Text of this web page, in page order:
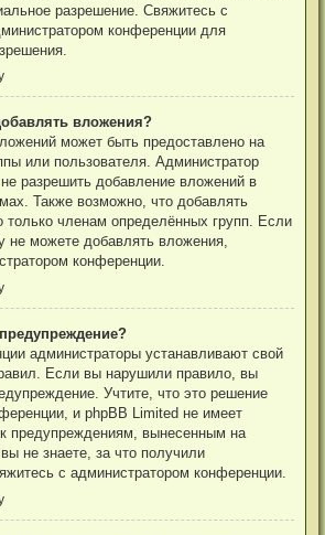
разрешение. Свяжитесь с
конференции для
вложения?
может быть предоставлено на
или пользователя. Администратор
разрешить добавление вложений в
Также возможно, что добавлять
только членам определённых групп. Если
не можете добавлять вложения,
конференции.
администраторы устанавливают свой
Если вы нарушили правило, вы
Учтите, что это решение
и phpBB Limited не имеет
к предупреждениям, вынесенным на
не знаете, за что получили
с администратором конференции.